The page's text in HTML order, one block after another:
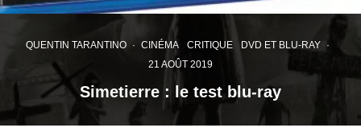
QUENTIN TARANTINO · CINÉMA CRITIQUE DVD ET BLU-RAY ·
21 AOÛT 2019
Simetierre : le test blu-ray